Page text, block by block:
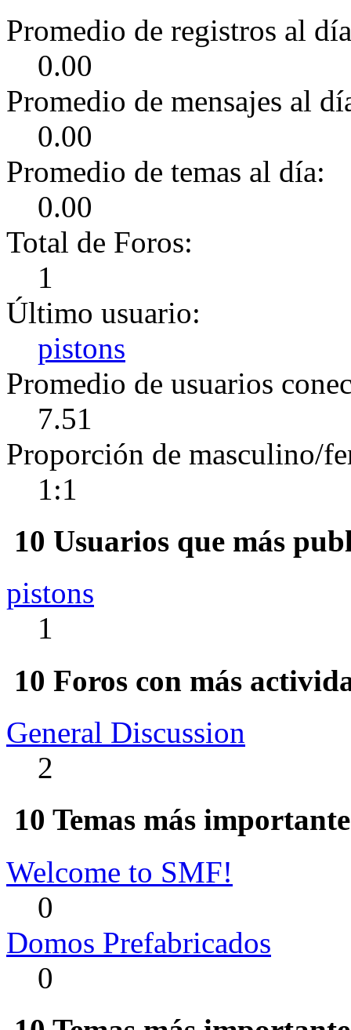
Promedio de registros al
0.00
Promedio de mensajes al
0.00
Promedio de temas al día:
0.00
Total de Foros:
1
Último usuario:
pistons
Promedio de usuarios
7.51
Proporción de masculino/
1:1
10 Usuarios que más
pistons
1
10 Foros con más
General Discussion
2
10 Temas más
Welcome to SMF!
0
Domos Prefabricados
0